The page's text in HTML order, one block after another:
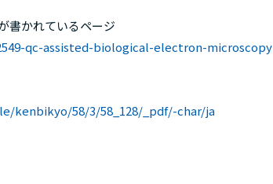
書かれているページ
qc-assisted-biological-electron-microscopy
kenbikyo/58/3/58_128/_pdf/-char/ja